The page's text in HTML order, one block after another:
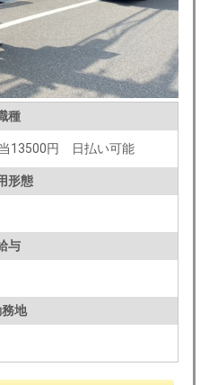
種
13500円 日払い可能
形態
与
地